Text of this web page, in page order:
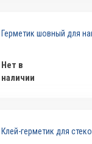
Герметик шовный для
Нет в
наличии
Клей-герметик для